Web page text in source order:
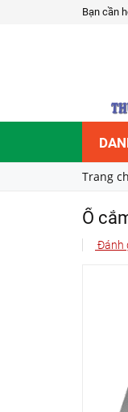
Bạn cần
Trang
Ổ
Đánh